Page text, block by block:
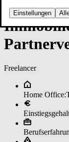
Einstellungen
Freelancer
Home Office: